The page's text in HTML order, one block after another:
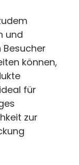
und
können,
für
zur